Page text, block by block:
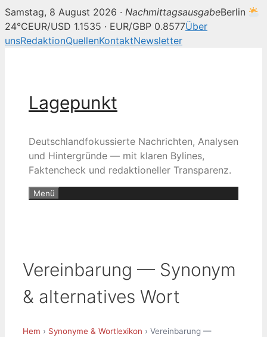
Samstag, 8 August 2026 · NachmittagsausgabeBerlin
24°CEUR/USD 1.1535 · EUR/GBP 0.8577Über
unsRedaktionQuellenKontaktNewsletter
Lagepunkt
Deutschlandfokussierte Nachrichten, Analysen
und Hintergründe — mit klaren Bylines,
Faktencheck und redaktioneller Transparenz.
Menü
Vereinbarung — Synonym
& alternatives Wort
Hem › Synonyme & Wortlexikon › Vereinbarung —